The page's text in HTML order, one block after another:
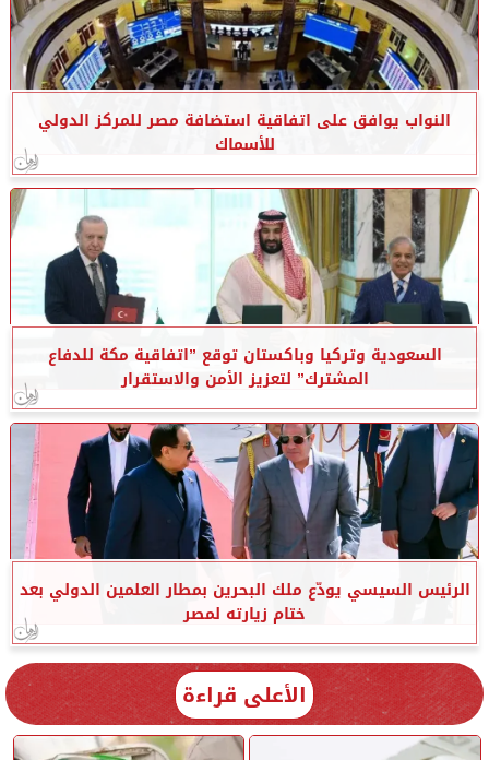
النواب يوافق على اتفاقية استضافة مصر للمركز الدولي
للأسماك
السعودية وتركيا وباكستان توقع ”اتفاقية مكة للدفاع
المشترك” لتعزيز الأمن والاستقرار
الرئيس السيسي يودّع ملك البحرين بمطار العلمين الدولي بعد
ختام زيارته لمصر
الأعلى قراءة